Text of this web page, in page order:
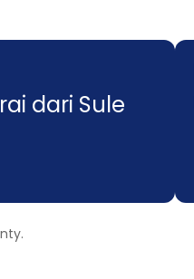
dari Sule